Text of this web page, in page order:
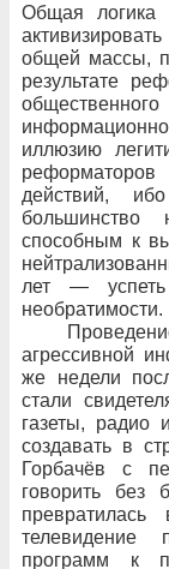
Общая логика
общей массы,
результате
иллюзию
реформаторов
действий, ибо
большинство
способным к
лет
—
необратимости.
агрессивной
же недели
стали
газеты, радио и
создавать в
Горбачёв с
говорить без
превратилась
телевидение
программ к